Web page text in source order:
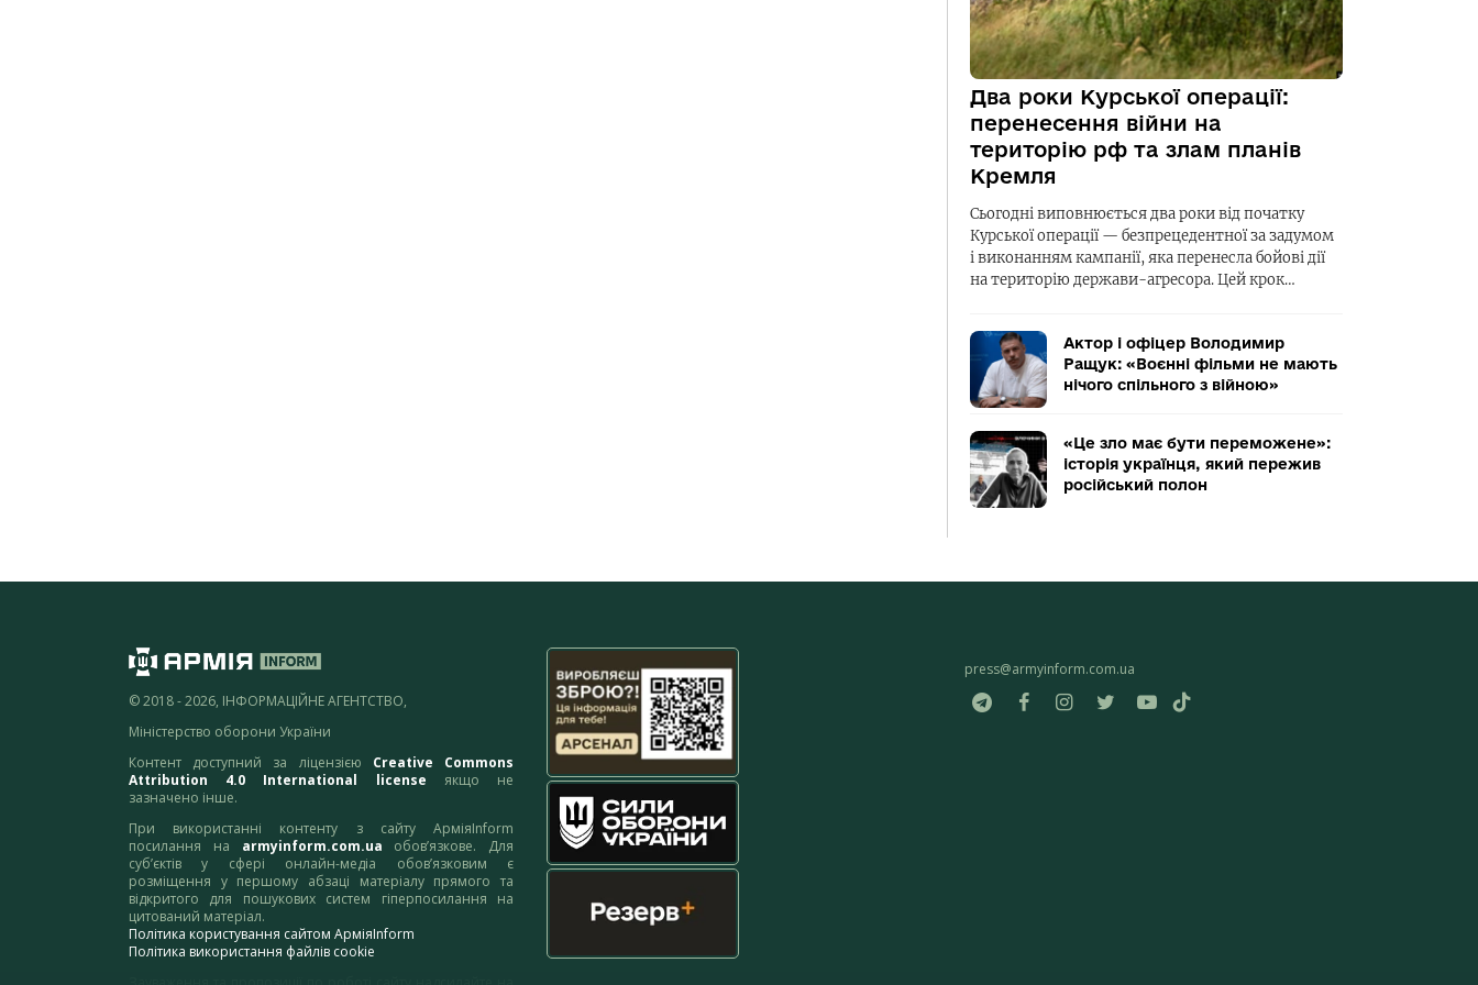
Два роки Курської операції:
перенесення війни на
територію рф та злам планів
Кремля
Сьогодні виповнюється два роки від початку
Курської операції — безпрецедентної за задумом
і виконанням кампанії, яка перенесла бойові дії
на територію держави-агресора. Цей крок…
Актор і офіцер Володимир
Ращук: «Воєнні фільми не мають
нічого спільного з війною»
«Це зло має бути переможене»:
історія українця, який пережив
російський полон
© 2018 - 2026, ІНФОРМАЦІЙНЕ АГЕНТСТВО,
Міністерство оборони України
Контент доступний за ліцензією Creative Commons
Attribution 4.0 International license якщо не
зазначено інше.
При використанні контенту з сайту АрміяInform
посилання на armyinform.com.ua обов’язкове. Для
суб’єктів у сфері онлайн-медіа обов’язковим є
розміщення у першому абзаці матеріалу прямого та
відкритого для пошукових систем гіперпосилання на
цитований матеріал.
Політика користування сайтом АрміяInform
Політика використання файлів cookie
press@armyinform.com.ua